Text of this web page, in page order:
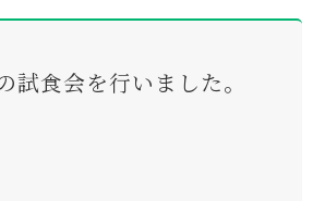
試食会を行いました。